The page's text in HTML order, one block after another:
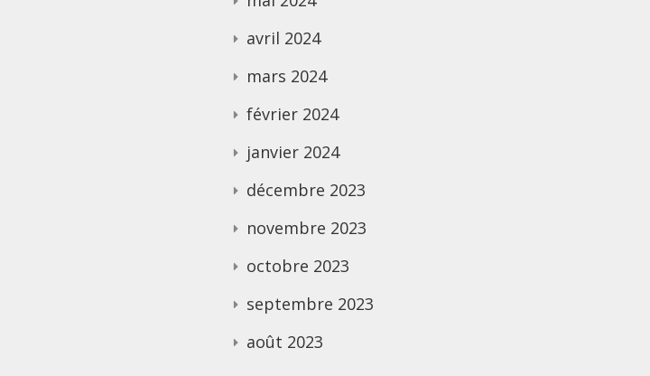
avril 2024
mars 2024
février 2024
janvier 2024
décembre 2023
novembre 2023
octobre 2023
septembre 2023
août 2023